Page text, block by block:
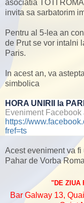
asociatia TOTI
invita sa sarbatorim
Pentru al 5-lea an
de Prut se vor intalni
Paris.
In acest an, va
simbolica
HORA UNIRII la
Eveniment Facebook
https://
fref=ts
Acest eveniment va
Pahar de Vorba
"DE ZIUA
Bar Galway 13,